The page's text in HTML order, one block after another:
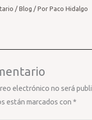
/Blog / PorPaco Hidalgo
electrónico no será
están marcados con *